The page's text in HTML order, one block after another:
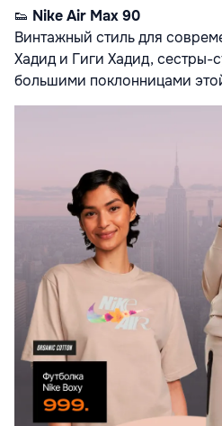
👟 Nike Air Max 90
Винтажный стиль для
Хадид и Гиги Хадид, сестры-
большими поклонницами